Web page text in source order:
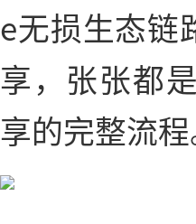
e无损生态链
享，张张都
享的完整流程